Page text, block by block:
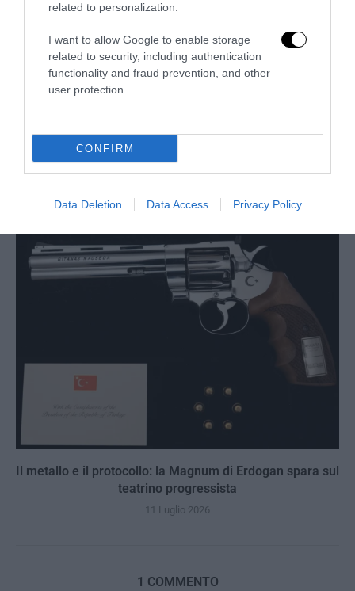
related to personalization.
I want to allow Google to enable storage
related to security, including authentication
functionality and fraud prevention, and other
user protection.
CONFIRM
Data Deletion Data Access Privacy Policy
La sanatoria di Sánchez regolarizza 1,2 milioni di
15 Luglio 2026
Il metallo e il protocollo: la Magnum di Erdogan spara sul
teatrino progressista
11 Luglio 2026
1 COMMENTO